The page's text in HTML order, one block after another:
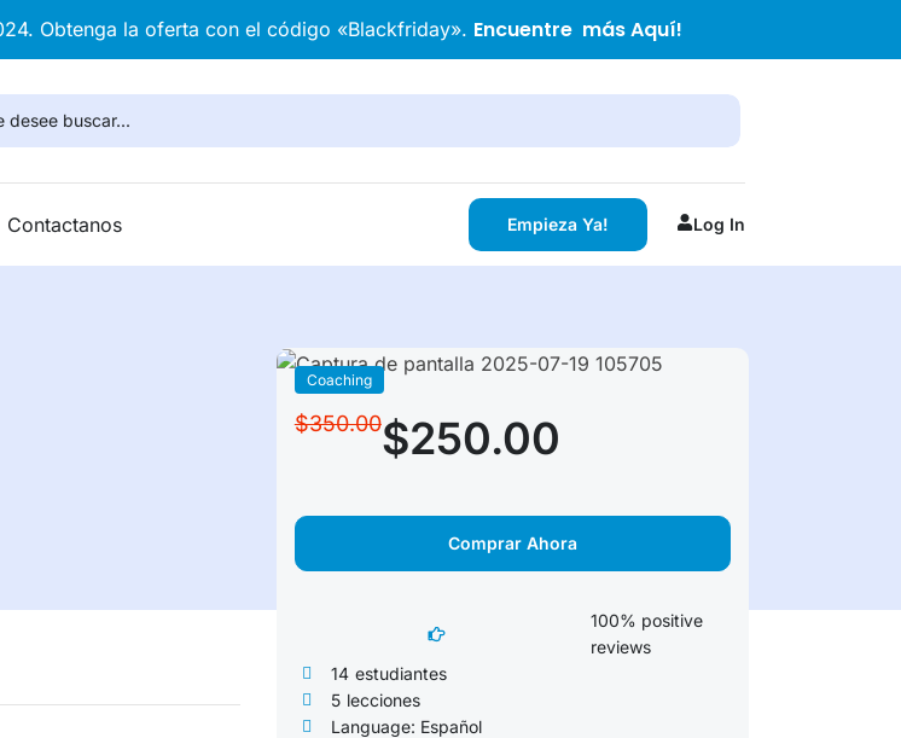
Obtenga la oferta con el código «Blackfriday». Encuentre más Aquí!
Contactanos Empieza Ya! Log In
Coaching
$350.00$250.00
Comprar Ahora
100% positive
reviews
14 estudiantes
5 lecciones
Language: Español